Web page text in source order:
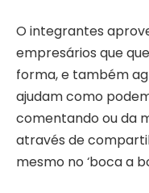
O integrantes
empresários que
forma, e também
ajudam como
comentando ou da
através de
mesmo no ‘boca a